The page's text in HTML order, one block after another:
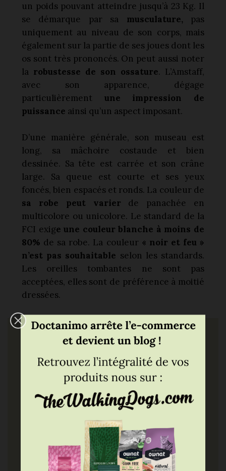
un poids pouvant atteindre jusqu’à 23 Kg. Il
se démarque par sa musculature, pas
uniquement au niveau de son corps, mais
également sur la partie de ses joues dont les
os sont très prononcés. On peut aussi noter
la robustesse de son ossature. L’Amstaff,
avec son apparence, dégage
particulièrement une impression de
puissance ainsi qu’un aspect imposant.
D’une manière générale, son museau est
long, sa mâchoire costaude et bien
dessinée. Sa tête est carrée et son crâne
large. Sa queue est courte et ses yeux
foncés, bien espacés et ronds. La couleur de
sa robe peut varier de panachée en
multicolore ou unicolore. Le standard de la
FCI exige une couleur blanche à moins de
80% de sa robe. La couleur « noir et feu »
n’est pas souhaitable selon les standards.
Les oreilles tombantes ne sont pas
acceptées, elles sont de préférence à moitié
dressées.
Entretien de la race
American Staffordshire
Terrier
L’Amstaff ne requiertaucun entretien
particulierétant donné son poil court et
ras. Toutefois, une vigilance particulière est
recommandée lors du stade chiot
notamment en termes d’activité physique au
risque de développer plus tard, des
problèmes d’articulations.